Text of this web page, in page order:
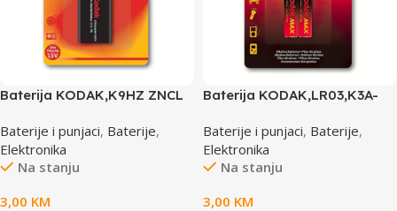
Baterija KODAK,K9HZ ZNCL
Baterije i punjaci, Baterije,
Elektronika
Na stanju
3,00 KM
Baterija KODAK,LR03,K3A-
(887930952872)
Baterije i punjaci, Baterije,
Elektronika
Na stanju
3,00 KM